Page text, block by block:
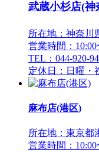
武蔵小杉店(神
所在地：神奈川
営業時間：10:00
TEL：044-920-
定休日：日曜・
麻布店(港区)
所在地：東京都
営業時間：10:00